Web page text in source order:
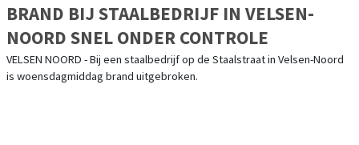
BRAND BIJ STAALBEDRIJF IN VELSEN-
NOORD SNEL ONDER CONTROLE
VELSEN NOORD - Bij een staalbedrijf op de Staalstraat in Velsen-Noord
is woensdagmiddag brand uitgebroken.